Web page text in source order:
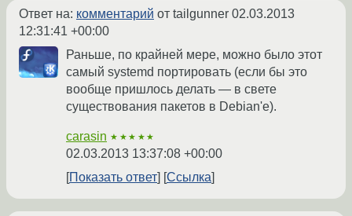
Ответ на: комментарий от tailgunner 02.03.2013
12:31:41 +00:00
Раньше, по крайней мере, можно было этот
самый systemd портировать (если бы это
вообще пришлось делать — в свете
существования пакетов в Debian'е).
carasin ★★★★★
02.03.2013 13:37:08 +00:00
Показать ответ
Ссылка